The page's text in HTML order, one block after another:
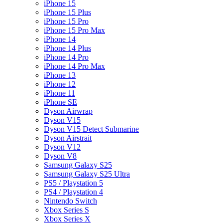
iPhone 15
iPhone 15 Plus
iPhone 15 Pro
iPhone 15 Pro Max
iPhone 14
iPhone 14 Plus
iPhone 14 Pro
iPhone 14 Pro Max
iPhone 13
iPhone 12
iPhone 11
iPhone SE
Dyson Airwrap
Dyson V15
Dyson V15 Detect Submarine
Dyson Airstrait
Dyson V12
Dyson V8
Samsung Galaxy S25
Samsung Galaxy S25 Ultra
PS5 / Playstation 5
PS4 / Playstation 4
Nintendo Switch
Xbox Series S
Xbox Series X